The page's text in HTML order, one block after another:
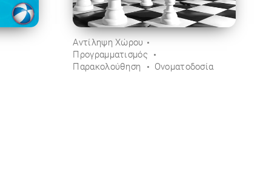
Αντίληψη Χώρου
Προγραμματισμός
Παρακολούθηση
Ονοματοδοσία